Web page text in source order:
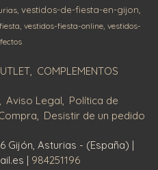
vestidos-de-fiesta-en-gijon
vestidos-fiesta-online vestidos-
COMPLEMENTOS
Aviso Legal
Política de
Desistir de un pedido
Gijón, Asturias - (España) |
| 984251196